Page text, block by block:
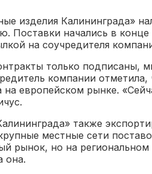
изделия Калининграда»
Поставки начались в конце
на соучредителя
только подписаны,
компании отметила,
на европейском рынке.
также
местные сети
рынок, но на
она.